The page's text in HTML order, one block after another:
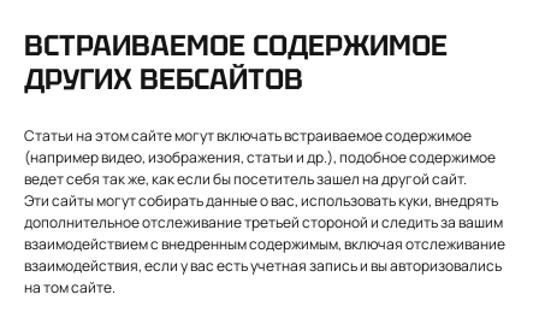
ВСТРАИВАЕМОЕ СОДЕРЖИМОЕ
ДРУГИХ ВЕБСАЙТОВ
Статьи на этом сайте могут включать встраиваемое содержимое
(например видео, изображения, статьи и др.), подобное содержимое
ведет себя так же, как если бы посетитель зашел на другой сайт.
Эти сайты могут собирать данные о вас, использовать куки, внедрять
дополнительное отслеживание третьей стороной и следить за вашим
взаимодействием с внедренным содержимым, включая отслеживание
взаимодействия, если у вас есть учетная запись и вы авторизовались
на том сайте.